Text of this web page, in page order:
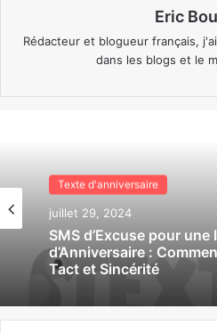
Eric
Rédacteur et blogueur français,
dans les blogs et le
Texte d'anniversaire
juillet 29, 2024
SMS d’Excuse pour
Texte d'anniversaire
juillet 29, 2024
SMS de Confirmation
d’Anniversaire : Guide
Répondre avec Style et